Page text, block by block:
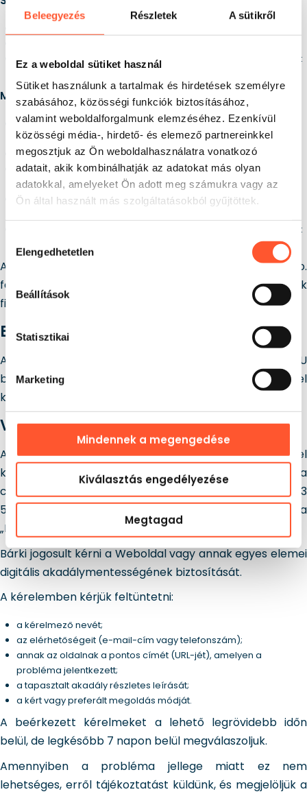
Beleegyezés Részletek A sütikről
Ez a weboldal sütiket használ
Sütiket használunk a tartalmak és hirdetések személyre
szabásához, közösségi funkciók biztosításához,
valamint weboldalforgalmunk elemzéséhez. Ezenkívül
közösségi média-, hirdető- és elemező partnereinkkel
megosztjuk az Ön weboldalhasználatra vonatkozó
adatait, akik kombinálhatják az adatokat más olyan
adatokkal, amelyeket Ön adott meg számukra vagy az
Ön által használt más szolgáltatásokból gyűjtöttek.
kiválasztása
Elengedhetetlen
Beállítások
Statisztikai
Marketing
Mindennek a megengedése
Kiválasztás engedélyezése
Megtagad
Kontraszt növelése – a szöveg és a háttér közötti kontraszt
Megjelenítési beállítások
Animációk kikapcsolása– eltávolítja a mozgó elemeket és
animációkat.
Kurzor nagyítása– megnöveli az egérmutató méretét.
Képek és videók elrejtése– egyszerűbb, kevésbé zavaró
megjelenítést biztosít.
Olvasási vonalzó – egy vízszintes segédvonalat jelenít meg a
– aktiválja a diszlexiabarát
betűtípust, valamint módosítja a betű- és sorközöket.
Az akadálymentesítési modult a DOCK Sp. z o.o.
fejlesztette a WCAG 2.1 irányelveinek
figyelembevételével.
Billentyűparancsok
A szabványos billentyűparancsokon felül a Ctrl + U
billentyűkombináció is rendelkezésre áll, amellyel
közvetlenül megnyitható az akadálymentesítési menü.
Visszajelzés és kapcsolatfelvétel
Amennyiben a Weboldal digitális akadálymentességével
kapcsolatban problémát tapasztal, kérjük, jelezze azt a
contact@gangaru.com e-mail-címen, a +48 533 353
596 telefonszámon, vagy a kapcsolatfelvételi űrlapon a
„Hibabejelentés az oldalon” tárgy kiválasztásával.
Bárki jogosult kérni a Weboldal vagy annak egyes elemei
digitális akadálymentességének biztosítását.
A kérelemben kérjük feltüntetni:
a kérelmező nevét;
az elérhetőségeit (e-mail-cím vagy telefonszám);
annak az oldalnak a pontos címét (URL-jét), amelyen a
probléma jelentkezett;
a tapasztalt akadály részletes leírását;
a kért vagy preferált megoldás módját.
A beérkezett kérelmeket a lehető legrövidebb időn
belül, de legkésőbb 7 napon belül megválaszoljuk.
Amennyiben a probléma jellege miatt ez nem
lehetséges, erről tájékoztatást küldünk, és megjelöljük a